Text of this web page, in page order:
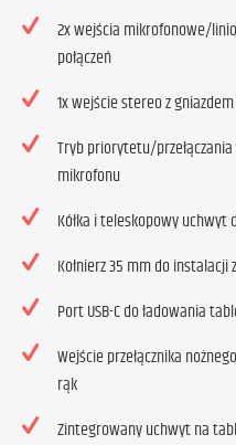
2x wejścia mikrofonowe/
połączeń
1x wejście stereo z
Tryb priorytetu/
mikrofonu
Kółka i teleskopowy
Kołnierz 35 mm do
Port USB-C do ładowania
Wejście przełącznika
rąk
Zintegrowany uchwyt na